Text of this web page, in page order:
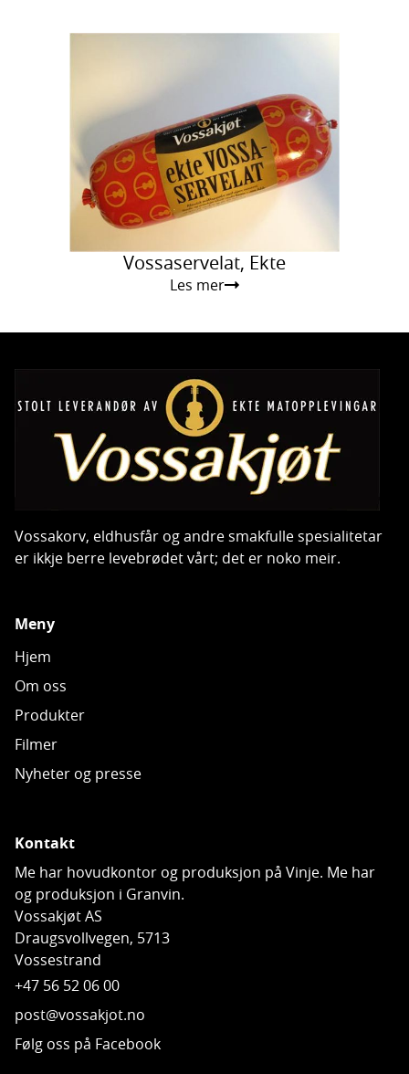
Vossaservelat, Ekte
Les mer
Vossakorv, eldhusfår og andre smakfulle spesialitetar
er ikkje berre levebrødet vårt; det er noko meir.
Meny
Hjem
Om oss
Produkter
Filmer
Nyheter og presse
Kontakt
Me har hovudkontor og produksjon på Vinje. Me har
og produksjon i Granvin.
Vossakjøt AS
Draugsvollvegen, 5713
Vossestrand
+47 56 52 06 00
post@vossakjot.no
Følg oss på Facebook